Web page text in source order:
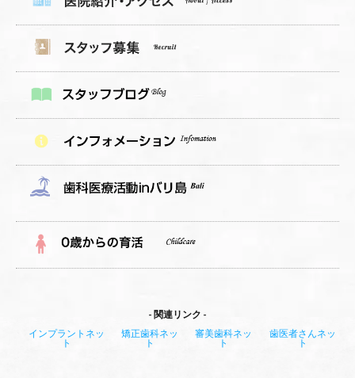
関連リンク
インプラントネッ
ト
矯正歯科ネッ
ト
審美歯科ネッ
ト
歯医者さんネッ
ト